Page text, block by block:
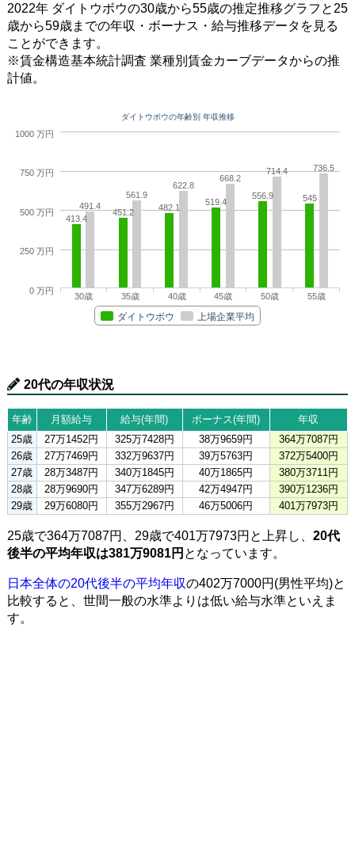
2022年 ダイトウボウの30歳から55歳の推定推移グラフと25
歳から59歳までの年収・ボーナス・給与推移データを見る
ことができます。
※賃金構造基本統計調査 業種別賃金カーブデータからの推
計値。
ダイトウボウの年齢別 年収推移
413.4
451.2 482.1
519.4
556.9
545
491.4
561.9
622.8
668.2
714.4 736.5
ダイトウボウ 上場企業平均
30歳 35歳 40歳 45歳 50歳 55歳
0 万円
250 万円
500 万円
750 万円
1000 万円
20代の年収状況
年齢 月額給与 給与(年間) ボーナス(年間)
年収
25歳
27万1452円 325万7428円 38万9659円
364万7087円
26歳
27万7469円 332万9637円 39万5763円
372万5400円
27歳
28万3487円 340万1845円 40万1865円
380万3711円
28歳
28万9690円 347万6289円 42万4947円
390万1236円
29歳
29万6080円 355万2967円 46万5006円 401万7973円
25歳で364万7087円、29歳で401万7973円と上昇し、 20代
後半の平均年収は381万9081円 となっています。
日本全体の20代後半の平均年収の402万7000円(男性平均)と
比較すると、世間一般の水準よりは低い給与水準といえま
す。